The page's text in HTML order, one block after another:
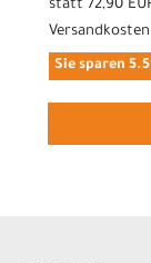
statt 72,90
Sie sparen